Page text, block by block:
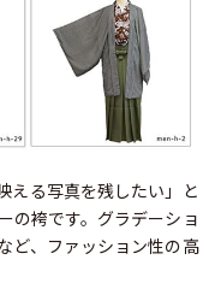
える写真を残したい」と
の袴です。グラデーショ
ど、ファッション性の高